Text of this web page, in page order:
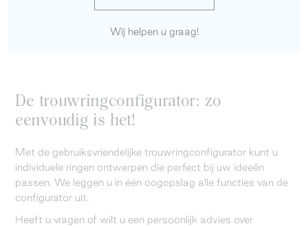
Wij helpen u graag!
De trouwringconfigurator: zo
eenvoudig is het!
Met de gebruiksvriendelijke trouwringconfigurator kunt u
individuele ringen ontwerpen die perfect bij uw ideeën
passen. We leggen u in één oogopslag alle functies van de
configurator uit.
Heeft u vragen of wilt u een persoonlijk advies over